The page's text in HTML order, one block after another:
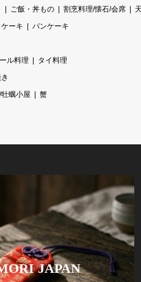
ご飯・丼もの 割烹料理/懐石/会席
ケーキ
パンケーキ
ル料理
タイ料理
蠣小屋
蟹
JAPAN